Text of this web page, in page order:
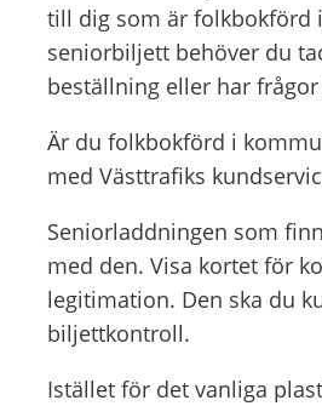
till dig som är folkbokförd
seniorbiljett behöver du
beställning eller har
Är du folkbokförd i
med Västtrafiks
Seniorladdningen som
med den. Visa kortet för
legitimation. Den ska du
biljettkontroll.
Istället för det vanliga